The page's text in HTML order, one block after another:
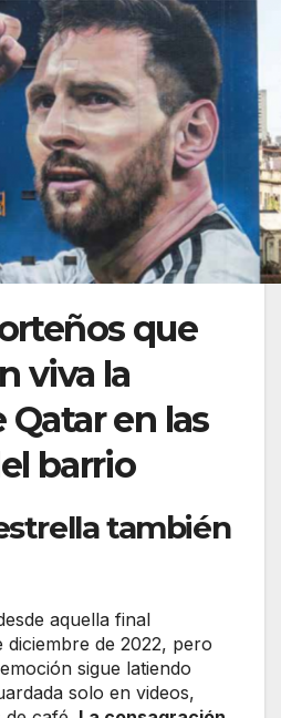
que
viva la
Qatar en las
barrio
también
aquella final
diciembre de 2022, pero
sigue latiendo
solo en videos,